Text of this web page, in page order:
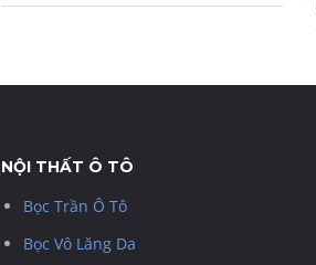
NỘI THẤT Ô TÔ
Bọc Trần Ô Tô
Bọc Vô Lăng Da